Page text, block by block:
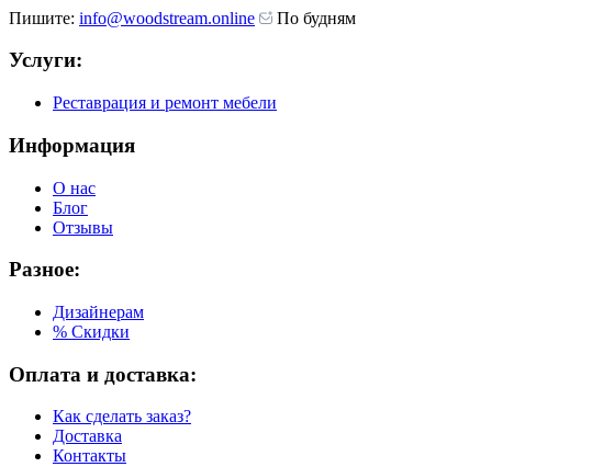
Пишите: info@woodstream.online По будням
Услуги:
Реставрация и ремонт мебели
Информация
О нас
Блог
Отзывы
Разное:
Дизайнерам
% Скидки
Оплата и доставка:
Как сделать заказ?
Доставка
Контакты